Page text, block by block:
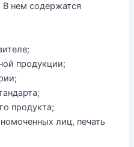
В нем содержатся
продукции;
продукта;
лиц, печать